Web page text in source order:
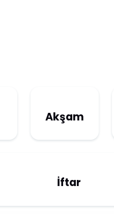
Akşam
İftar